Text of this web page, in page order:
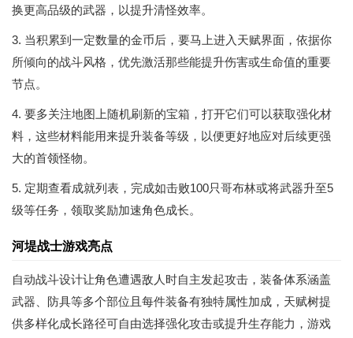
换更高品级的武器，以提升清怪效率。
3. 当积累到一定数量的金币后，要马上进入天赋界面，依据你
所倾向的战斗风格，优先激活那些能提升伤害或生命值的重要
节点。
4. 要多关注地图上随机刷新的宝箱，打开它们可以获取强化材
料，这些材料能用来提升装备等级，以便更好地应对后续更强
大的首领怪物。
5. 定期查看成就列表，完成如击败100只哥布林或将武器升至5
级等任务，领取奖励加速角色成长。
河堤战士游戏亮点
自动战斗设计让角色遭遇敌人时自主发起攻击，装备体系涵盖
武器、防具等多个部位且每件装备有独特属性加成，天赋树提
供多样化成长路径可自由选择强化攻击或提升生存能力，游戏